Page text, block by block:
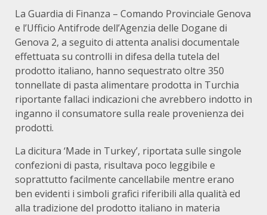
La Guardia di Finanza – Comando Provinciale Genova
e l’Ufficio Antifrode dell’Agenzia delle Dogane di
Genova 2, a seguito di attenta analisi documentale
effettuata su controlli in difesa della tutela del
prodotto italiano, hanno sequestrato oltre 350
tonnellate di pasta alimentare prodotta in Turchia
riportante fallaci indicazioni che avrebbero indotto in
inganno il consumatore sulla reale provenienza dei
prodotti.
La dicitura ‘Made in Turkey’, riportata sulle singole
confezioni di pasta, risultava poco leggibile e
soprattutto facilmente cancellabile mentre erano
ben evidenti i simboli grafici riferibili alla qualità ed
alla tradizione del prodotto italiano in materia